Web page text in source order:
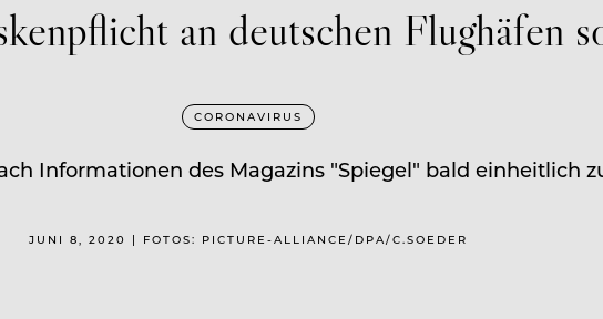
an deutschen Flughäfen
CORONAVIRUS
Informationen des Magazins "Spiegel" bald einheitlich
JUNI 8, 2020 | FOTOS: PICTURE-ALLIANCE/DPA/C.SOEDER